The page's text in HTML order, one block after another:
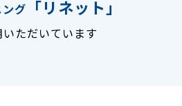
グ
「リネット」
ただいています